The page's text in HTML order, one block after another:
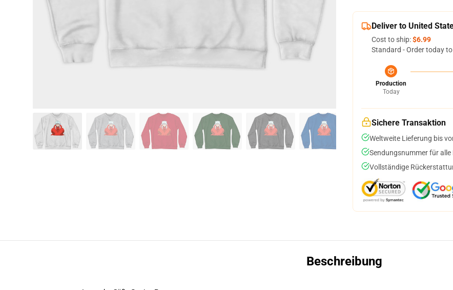
Deliver to United
Cost to ship:$6.99
Standard - Order today
Production
Today
Sichere Transaktion
Weltweite Lieferung bis
Sendungsnummer für
Vollständige
Beschreibung